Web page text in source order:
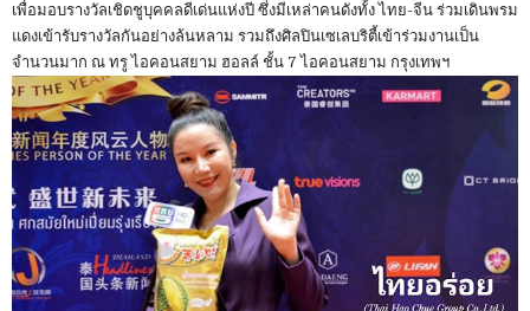
เพื่อมอบรางวัลเชิดชูบุคคลดีเด่นแห่งปี ซึ่งมีเหล่าคนดังทั้ง ไทย-จีน ร่วมเดินพรม
แดงเข้ารับรางวัลกันอย่างล้นหลาม รวมถึงศิลปินเซเลบริตี้เข้าร่วมงานเป็น
จำนวนมาก ณ ทรู ไอคอนสยาม ฮอลล์ ชั้น 7 ไอคอนสยาม กรุงเทพฯ